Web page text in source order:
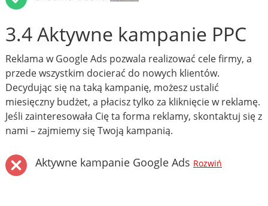
3.4 Aktywne kampanie PPC
Reklama w Google Ads pozwala realizować cele firmy, a
przede wszystkim docierać do nowych klientów.
Decydując się na taką kampanię, możesz ustalić
miesięczny budżet, a płacisz tylko za kliknięcie w reklamę.
Jeśli zainteresowała Cię ta forma reklamy, skontaktuj się z
nami – zajmiemy się Twoją kampanią.
Aktywne kampanie Google Ads Rozwiń